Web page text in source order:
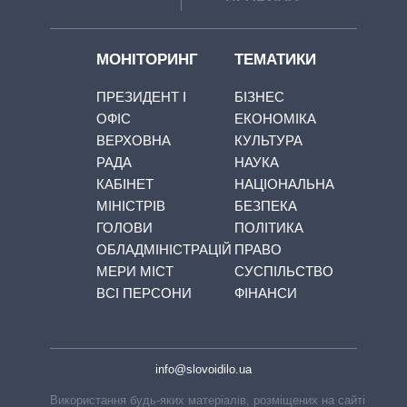
МОНІТОРИНГ
ПРЕЗИДЕНТ І
ОФІС
ВЕРХОВНА
РАДА
КАБІНЕТ
МІНІСТРІВ
ГОЛОВИ
ОБЛАДМІНІСТРАЦІЙ
МЕРИ МІСТ
ВСІ ПЕРСОНИ
ТЕМАТИКИ
БІЗНЕС
ЕКОНОМІКА
КУЛЬТУРА
НАУКА
НАЦІОНАЛЬНА
БЕЗПЕКА
ПОЛІТИКА
ПРАВО
СУСПІЛЬСТВО
ФІНАНСИ
info@slovoidilo.ua
Використання будь-яких матеріалів, розміщених на сайті,